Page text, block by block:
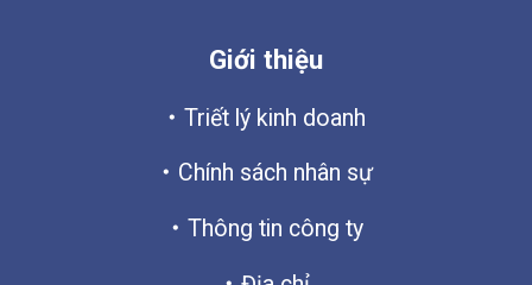
Giới thiệu
Triết lý kinh doanh
Chính sách nhân sự
Thông tin công ty